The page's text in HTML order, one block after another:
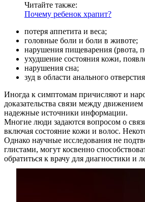
О нас
Услуги
Акции
Отзывы
Статьи
Контакты
Читайте также:
Почему ребенок храпит?
потеря аппетита и веса;
головные боли и боли в животе;
нарушения пищеварения (рвота,
ухудшение состояния кожи,
нарушения сна;
зуд в области анального
Иногда к симптомам причисляют и
доказательства связи между
надежные источники информации.
Многие люди задаются вопросом о
включая состояние кожи и волос.
Однако научные исследования не
глистами, могут косвенно
обратиться к врачу для диагностики и